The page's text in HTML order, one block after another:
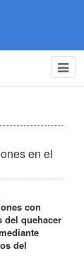
en el
con
del quehacer
del